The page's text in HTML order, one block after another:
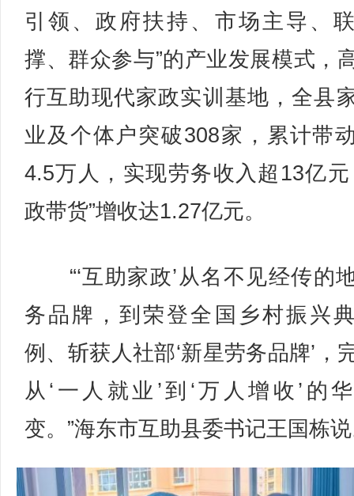
引领、政府扶持、市场主导、
撑、群众参与”的产业发展模式，
行互助现代家政实训基地，全县
业及个体户突破308家，累计带
4.5万人，实现劳务收入超13亿元
政带货”增收达1.27亿元。
“‘互助家政’从名不见经传的
务品牌，到荣登全国乡村振兴
例、斩获人社部‘新星劳务品牌’，
从‘一人就业’到‘万人增收’的
变。”海东市互助县委书记王国栋